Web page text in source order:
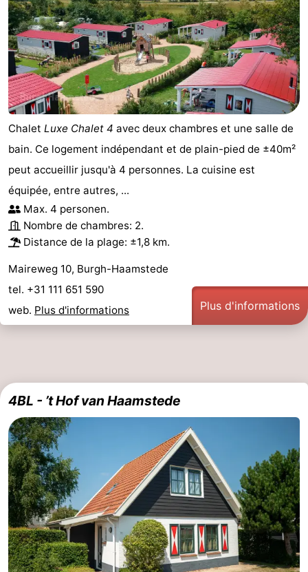
Chalet Luxe Chalet 4 avec deux chambres et une salle de
bain. Ce logement indépendant et de plain-pied de ±40m²
peut accueillir jusqu'à 4 personnes. La cuisine est
équipée, entre autres, ...
Max. 4 personen.
Nombre de chambres: 2.
Distance de la plage: ±1,8 km.
Maireweg 10, Burgh-Haamstede
tel. +31 111 651 590
web. Plus d'informations Plus d'informations
4BL - ’t Hof van Haamstede